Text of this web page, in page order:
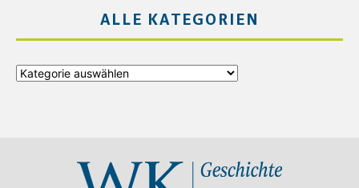
ALLE KATEGORIEN
Alle